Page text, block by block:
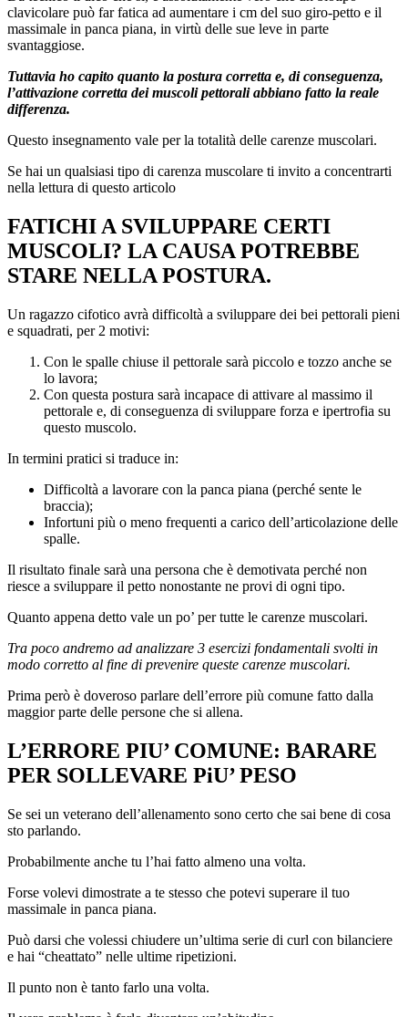
clavicolare può far fatica ad aumentare i cm del suo giro-petto e il
massimale in panca piana, in virtù delle sue leve in parte
svantaggiose.
Tuttavia ho capito quanto la postura corretta e, di conseguenza,
l’attivazione corretta dei muscoli pettorali abbiano fatto la reale
differenza.
Questo insegnamento vale per la totalità delle carenze muscolari.
Se hai un qualsiasi tipo di carenza muscolare ti invito a concentrarti
nella lettura di questo articolo
FATICHI A SVILUPPARE CERTI
MUSCOLI? LA CAUSA POTREBBE
STARE NELLA POSTURA.
Un ragazzo cifotico avrà difficoltà a sviluppare dei bei pettorali pieni
e squadrati, per 2 motivi:
Con le spalle chiuse il pettorale sarà piccolo e tozzo anche se
lo lavora;
Con questa postura sarà incapace di attivare al massimo il
pettorale e, di conseguenza di sviluppare forza e ipertrofia su
questo muscolo.
In termini pratici si traduce in:
Difficoltà a lavorare con la panca piana (perché sente le
braccia);
Infortuni più o meno frequenti a carico dell’articolazione delle
spalle.
Il risultato finale sarà una persona che è demotivata perché non
riesce a sviluppare il petto nonostante ne provi di ogni tipo.
Quanto appena detto vale un po’ per tutte le carenze muscolari.
Tra poco andremo ad analizzare 3 esercizi fondamentali svolti in
modo corretto al fine di prevenire queste carenze muscolari.
Prima però è doveroso parlare dell’errore più comune fatto dalla
maggior parte delle persone che si allena.
L’ERRORE PIU’ COMUNE: BARARE
PER SOLLEVARE PiU’ PESO
Se sei un veterano dell’allenamento sono certo che sai bene di cosa
sto parlando.
Probabilmente anche tu l’hai fatto almeno una volta.
Forse volevi dimostrate a te stesso che potevi superare il tuo
massimale in panca piana.
Può darsi che volessi chiudere un’ultima serie di curl con bilanciere
e hai “cheattato” nelle ultime ripetizioni.
Il punto non è tanto farlo una volta.